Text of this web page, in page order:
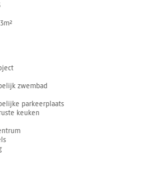
zwembad
parkeerplaats
keuken